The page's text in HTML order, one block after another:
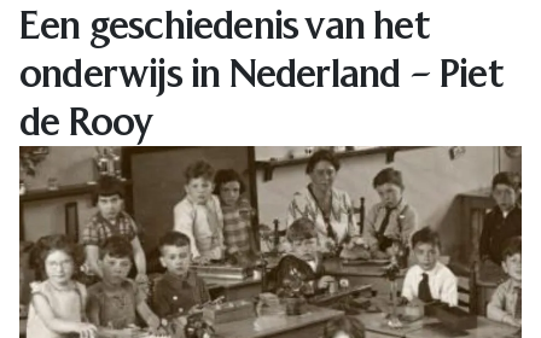
Zoek
Een geschiedenis van het
onderwijs in Nederland – Piet
de Rooy